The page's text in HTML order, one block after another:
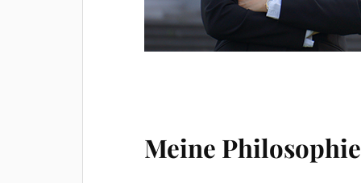
Meine Philosophie